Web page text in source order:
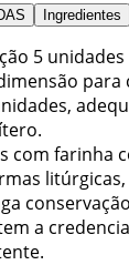
Ingredientes
5
para
com farinha
a